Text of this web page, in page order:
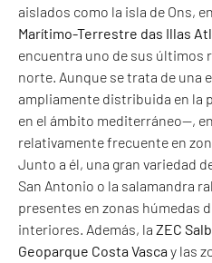
aislados como la isla de Ons,
Marítimo-Terrestre das Illas
encuentra uno de sus últimos
norte. Aunque se trata de una
ampliamente distribuida en la
en el ámbito mediterráneo—,
relativamente frecuente en
Junto a él, una gran variedad
San Antonio o la salamandra
presentes en zonas húmedas
interiores. Además, la ZEC
Geoparque Costa Vasca y las